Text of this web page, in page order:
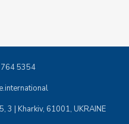
5354
3 | Kharkiv, 61001, UKRAINE